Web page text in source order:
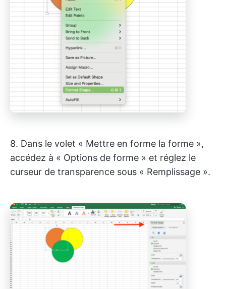
8. Dans le volet « Mettre en forme la forme »,
accédez à « Options de forme » et réglez le
curseur de transparence sous « Remplissage ».